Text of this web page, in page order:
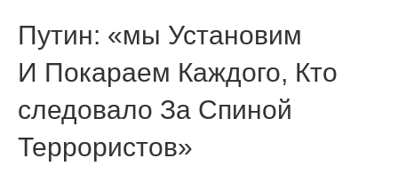
Путин: «мы Установим
И Покараем Каждого, Кто
следовало За Спиной
Террористов»